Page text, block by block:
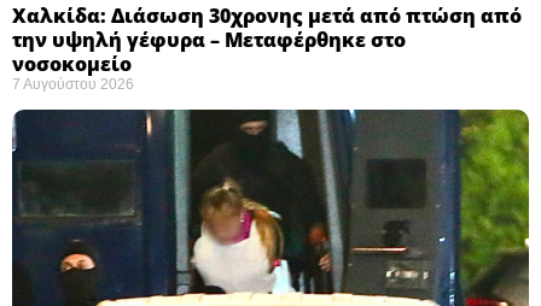
Χαλκίδα: Διάσωση 30χρονης μετά από πτώση από
την υψηλή γέφυρα – Μεταφέρθηκε στο
νοσοκομείο ​
7 Αυγούστου 2026